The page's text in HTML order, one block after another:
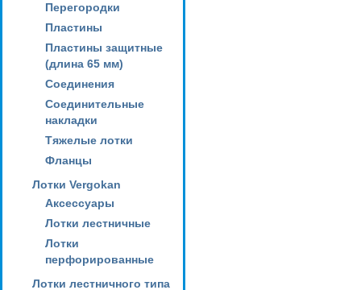
Перегородки
Пластины
Пластины защитные
(длина 65 мм)
Соединения
Соединительные
накладки
Тяжелые лотки
Фланцы
Лотки Vergokan
Аксессуары
Лотки лестничные
Лотки
перфорированные
Лотки лестничного типа